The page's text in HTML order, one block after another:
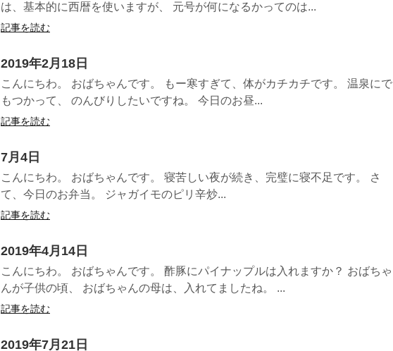
は、基本的に西暦を使いますが、 元号が何になるかってのは...
記事を読む
2019年2月18日
こんにちわ。 おばちゃんです。 もー寒すぎて、体がカチカチです。 温泉にで
もつかって、 のんびりしたいですね。 今日のお昼...
記事を読む
7月4日
こんにちわ。 おばちゃんです。 寝苦しい夜が続き、完璧に寝不足です。 さ
て、今日のお弁当。 ジャガイモのピリ辛炒...
記事を読む
2019年4月14日
こんにちわ。 おばちゃんです。 酢豚にパイナップルは入れますか？ おばちゃ
んが子供の頃、 おばちゃんの母は、入れてましたね。 ...
記事を読む
2019年7月21日